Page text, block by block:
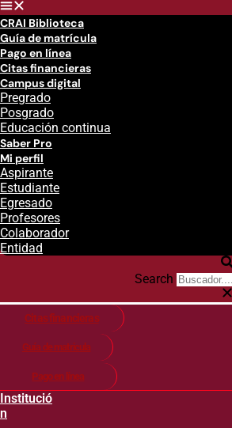
CRAI Biblioteca
Guía de matrícula
Pago en línea
Citas financieras
Campus digital
Pregrado
Posgrado
Educación continua
Saber Pro
Mi perfil
Aspirante
Estudiante
Egresado
Profesores
Colaborador
Entidad
Search
Citas financieras
Guía de matricula
Pago en línea
Institució
n